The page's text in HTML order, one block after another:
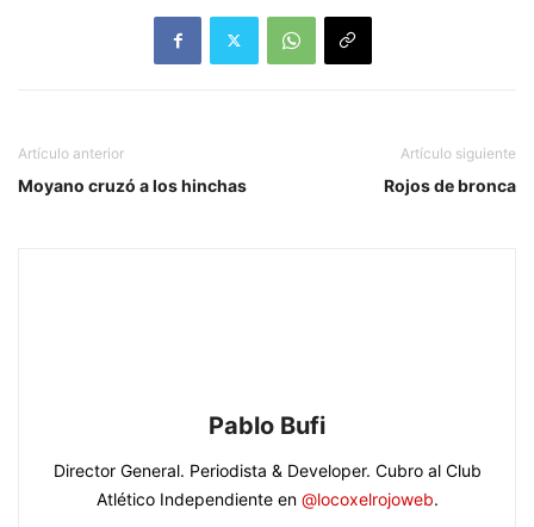
Artículo anterior
Moyano cruzó a los hinchas
Artículo siguiente
Rojos de bronca
Pablo Bufi
Director General. Periodista & Developer. Cubro al Club
Atlético Independiente en @locoxelrojoweb.